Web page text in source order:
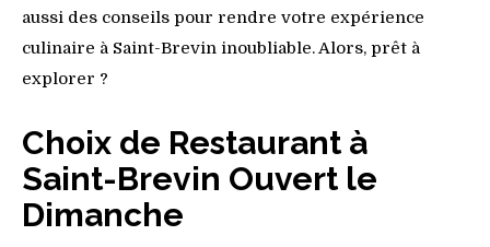
aussi des conseils pour rendre votre expérience
culinaire à Saint-Brevin inoubliable. Alors, prêt à
explorer ?
Choix de Restaurant à
Saint-Brevin Ouvert le
Dimanche